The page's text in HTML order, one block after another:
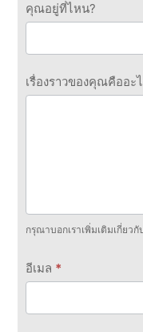
คุณอยู่ที่ไหน?
เรื่องราวของคุณคืออะ
กรุณาบอกเราเพิ่มเติมเกี่ยว
อีเมล *